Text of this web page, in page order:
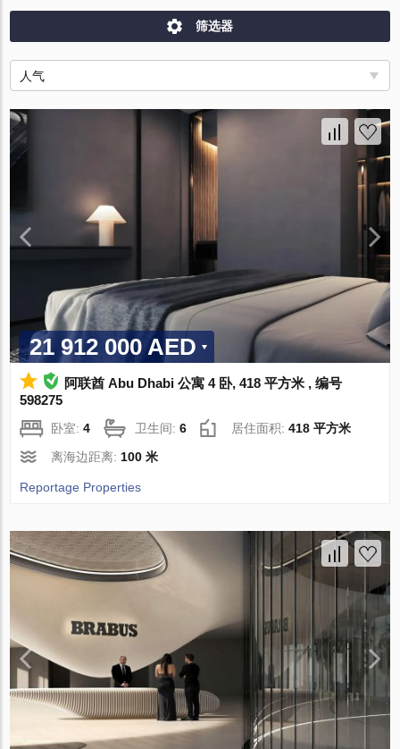
筛选器
人气
21 912 000 AED
阿联酋 Abu Dhabi 公寓 4 卧, 418 平方米 , 编号
598275
卧室:4 卫生间:6 居住面积:418 平方米
离海边距离: 100 米
Reportage Properties